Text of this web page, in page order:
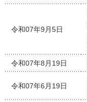
令和07年9月5日
令和07年8月19日
令和07年6月19日